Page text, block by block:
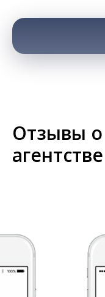
Отзывы
агентстве